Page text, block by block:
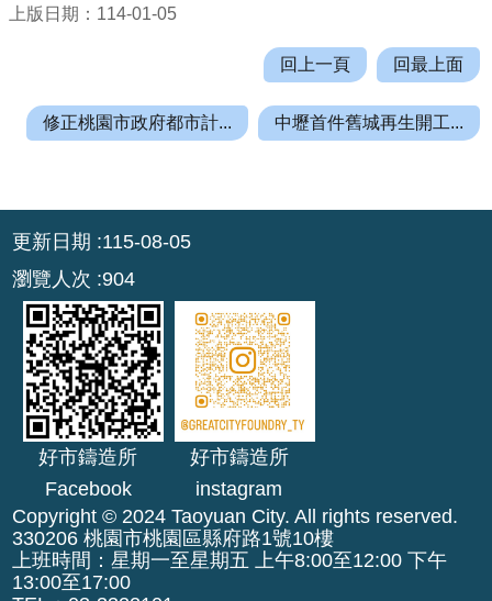
s
園
市
F
c
b
o
o
s
t
a
上版日期：114-01-05
回上一頁 回最上面
修正桃園市政府都市計... 中壢首件舊城再生開工...
更新日期
115-08-05
瀏覽人次
904
好市鑄造所
Facebook
好市鑄造所
instagram
Copyright © 2024 Taoyuan City. All rights reserved.
330206 桃園市桃園區縣府路1號10樓
上班時間：星期一至星期五 上午8:00至12:00 下午
13:00至17:00